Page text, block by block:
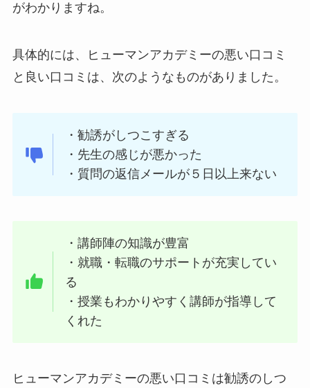
がわかりますね。
具体的には、ヒューマンアカデミーの悪い口コミ
と良い口コミは、次のようなものがありました。
・勧誘がしつこすぎる
・先生の感じが悪かった
・質問の返信メールが５日以上来ない
・講師陣の知識が豊富
・就職・転職のサポートが充実してい
る
・授業もわかりやすく講師が指導して
くれた
ヒューマンアカデミーの悪い口コミは勧誘のしつ